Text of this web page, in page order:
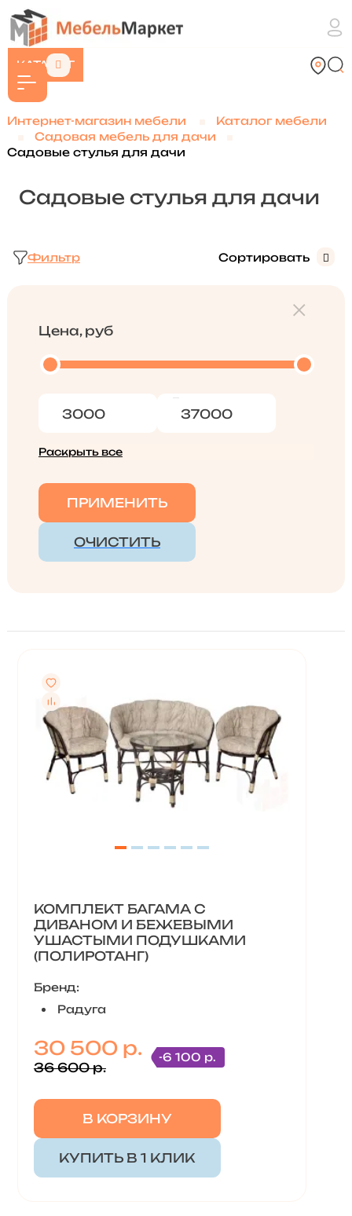
КАТАЛОГ
Интернет-магазин мебели
Каталог мебели
Садовая мебель для дачи
Садовые стулья для дачи
Садовые стулья для дачи
Фильтр Сортировать
Цена, руб
Раскрыть все
ПРИМЕНИТЬ
ОЧИСТИТЬ
КОМПЛЕКТ БАГАМА С
ДИВАНОМ И БЕЖЕВЫМИ
УШАСТЫМИ ПОДУШКАМИ
(ПОЛИРОТАНГ)
Бренд:
Радуга
30 500 р.
36 600 р.
-6 100 р.
В КОРЗИНУ
КУПИТЬ В 1 КЛИК